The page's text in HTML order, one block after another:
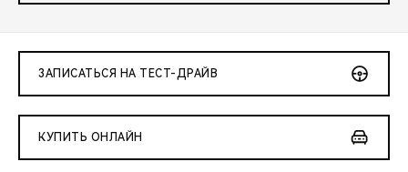
ЗАПИСАТЬСЯ НА ТЕСТ-ДРАЙВ
КУПИТЬ ОНЛАЙН